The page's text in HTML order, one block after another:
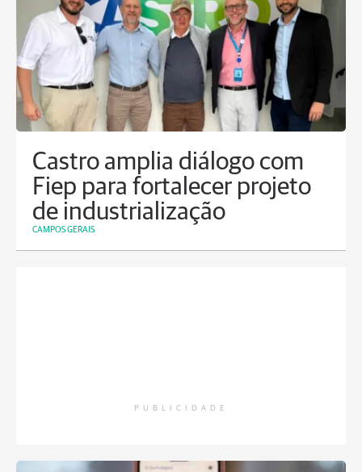
Castro amplia diálogo com
Fiep para fortalecer projeto
de industrialização
CAMPOS GERAIS
PUBLICIDADE